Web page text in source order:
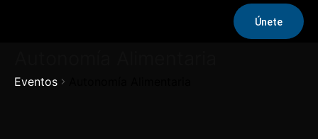
Únete
Eventos